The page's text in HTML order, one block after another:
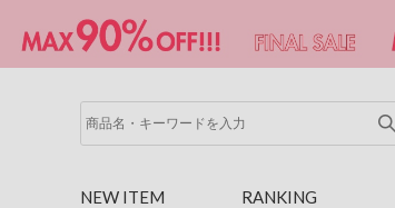
NEW ITEM RANKING